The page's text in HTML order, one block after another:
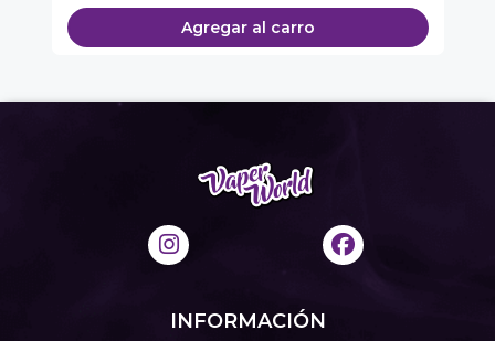
Agregar al carro
INFORMACIÓN